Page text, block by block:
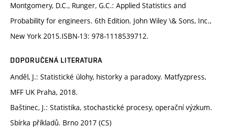
Montgomery, D.C., Runger, G.C.: Applied Statistics and
Probability for engineers. 6th Edition. John Wiley \& Sons, Inc.,
New York 2015.ISBN-13: 978-1118539712.
DOPORUČENÁ LITERATURA
Anděl, J.: Statistické úlohy, historky a paradoxy. Matfyzpress,
MFF UK Praha, 2018.
Baštinec, J.: Statistika, stochastické procesy, operační výzkum.
Sbírka příkladů. Brno 2017 (CS)